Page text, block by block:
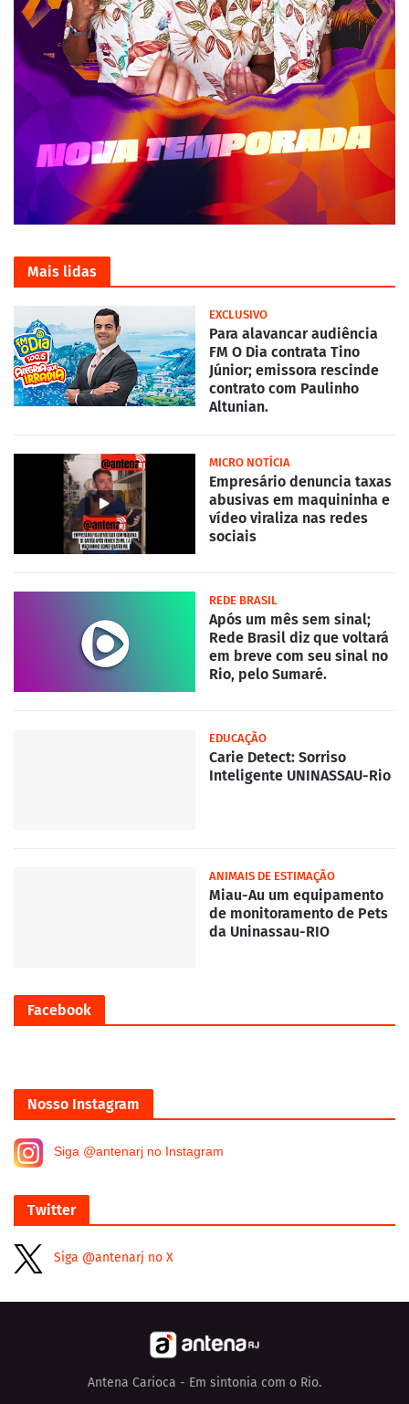
Mais lidas
EXCLUSIVO
Para alavancar audiência
FM O Dia contrata Tino
Júnior; emissora rescinde
contrato com Paulinho
Altunian.
MICRO NOTÍCIA
Empresário denuncia taxas
abusivas em maquininha e
vídeo viraliza nas redes
sociais
REDE BRASIL
Após um mês sem sinal;
Rede Brasil diz que voltará
em breve com seu sinal no
Rio, pelo Sumaré.
EDUCAÇÃO
Carie Detect: Sorriso
Inteligente UNINASSAU-Rio
ANIMAIS DE ESTIMAÇÃO
Miau-Au um equipamento
de monitoramento de Pets
da Uninassau-RIO
Facebook
Nosso Instagram
Siga @antenarj no Instagram
Twitter
Siga @antenarj no X
Antena Carioca - Em sintonia com o Rio.